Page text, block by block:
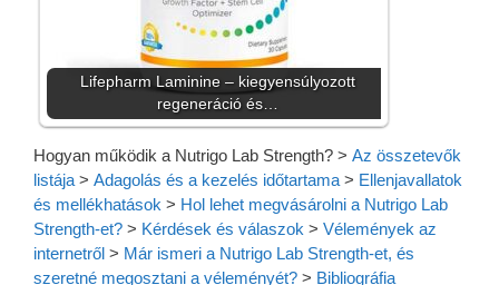
Lifepharm Laminine – kiegyensúlyozott
regeneráció és…
Hogyan működik a Nutrigo Lab Strength? > Az összetevők
listája > Adagolás és a kezelés időtartama > Ellenjavallatok
és mellékhatások > Hol lehet megvásárolni a Nutrigo Lab
Strength-et? > Kérdések és válaszok > Vélemények az
internetről > Már ismeri a Nutrigo Lab Strength-et, és
szeretné megosztani a véleményét? > Bibliográfia